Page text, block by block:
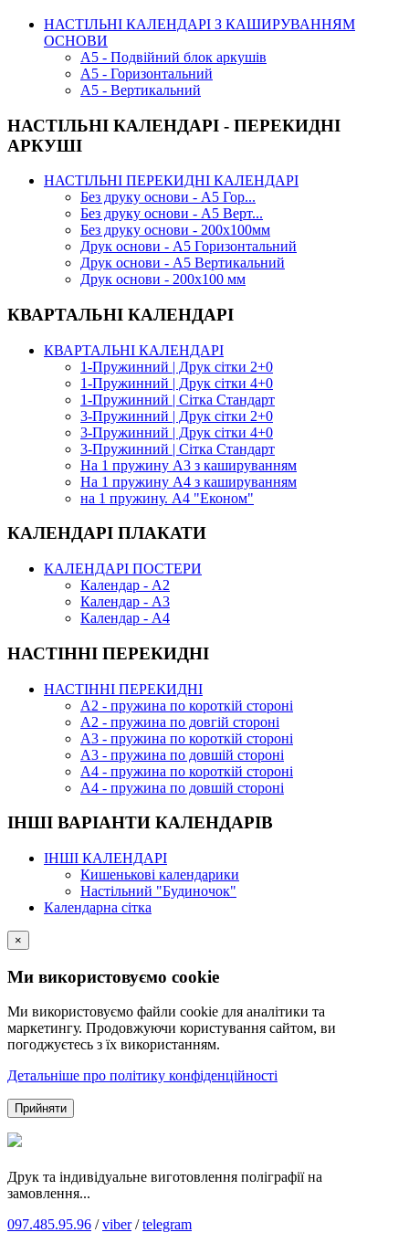
НАСТІЛЬНІ КАЛЕНДАРІ З КАШИРУВАННЯМ
ОСНОВИ
А5 - Подвійний блок аркушів
А5 - Горизонтальний
А5 - Вертикальний
НАСТІЛЬНІ КАЛЕНДАРІ - ПЕРЕКИДНІ
АРКУШІ
НАСТІЛЬНІ ПЕРЕКИДНІ КАЛЕНДАРІ
Без друку основи - А5 Гор...
Без друку основи - А5 Верт...
Без друку основи - 200х100мм
Друк основи - А5 Горизонтальний
Друк основи - А5 Вертикальний
Друк основи - 200х100 мм
КВАРТАЛЬНІ КАЛЕНДАРІ
КВАРТАЛЬНІ КАЛЕНДАРІ
1-Пружинний | Друк сітки 2+0
1-Пружинний | Друк сітки 4+0
1-Пружинний | Сітка Стандарт
3-Пружинний | Друк сітки 2+0
3-Пружинний | Друк сітки 4+0
3-Пружинний | Сітка Стандарт
На 1 пружину А3 з кашируванням
На 1 пружину А4 з кашируванням
на 1 пружину. А4 "Економ"
КАЛЕНДАРІ ПЛАКАТИ
КАЛЕНДАРІ ПОСТЕРИ
Календар - А2
Календар - А3
Календар - А4
НАСТІННІ ПЕРЕКИДНІ
НАСТІННІ ПЕРЕКИДНІ
А2 - пружина по короткій стороні
А2 - пружина по довгій стороні
А3 - пружина по короткій стороні
А3 - пружина по довшій стороні
А4 - пружина по короткій стороні
А4 - пружина по довшій стороні
ІНШІ ВАРІАНТИ КАЛЕНДАРІВ
ІНШІ КАЛЕНДАРІ
Кишенькові календарики
Настільний "Будиночок"
Календарна сітка
×
Ми використовуємо cookie
Ми використовуємо файли cookie для аналітики та
маркетингу. Продовжуючи користування сайтом, ви
погоджуєтесь з їх використанням.
Детальніше про політику конфіденційності
Прийняти
Друк та індивідуальне виготовлення поліграфії на
замовлення...
097.485.95.96 /viber/telegram